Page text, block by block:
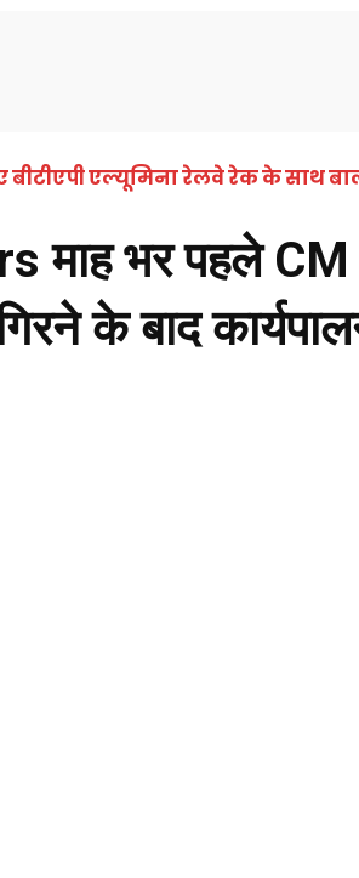
बीटीएपी एल्यूमिना रेलवे रेक के साथ
भर पहले CM
के बाद